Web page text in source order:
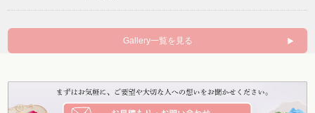
Gallery一覧を見る